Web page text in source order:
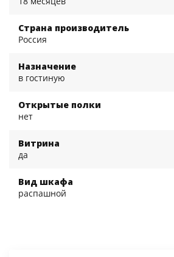
Страна производитель
Россия
Назначение
в гостиную
Открытые полки
нет
Витрина
да
Вид шкафа
распашной